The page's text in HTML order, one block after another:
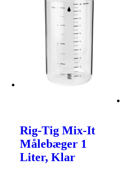
Rig-Tig Mix-It
Målebæger 1
Liter, Klar